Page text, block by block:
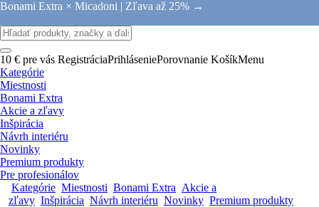
Bonami Extra × Micadoni | Zľava až 25% →
10 € pre vás RegistráciaPrihláseniePorovnanie KošíkMenu
Kategórie
Miestnosti
Bonami Extra
Akcie a zľavy
Inšpirácia
Návrh interiéru
Novinky
Premium produkty
Pre profesionálov
Kategórie Miestnosti Bonami Extra Akcie a
zľavy Inšpirácia Návrh interiéru Novinky Premium produkty